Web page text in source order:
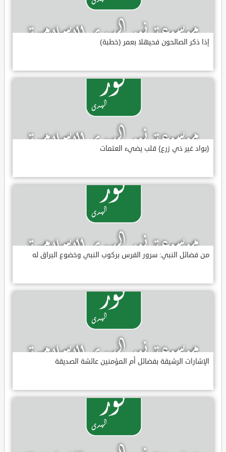
إذا ذكر الصالحون فحيهلا بعمر (خطبة)
{بواد غير ذي زرع} قلب يضيء العتمات
من فضائل النبي: سرور الفرس بركوب النبي وخضوع البراق له
الإشارات الرشيقة بفضائل أم المؤمنين عائشة الصديقة